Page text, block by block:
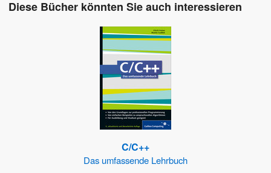
Diese Bücher könnten Sie auch interessieren
C/C++
Das umfassende Lehrbuch